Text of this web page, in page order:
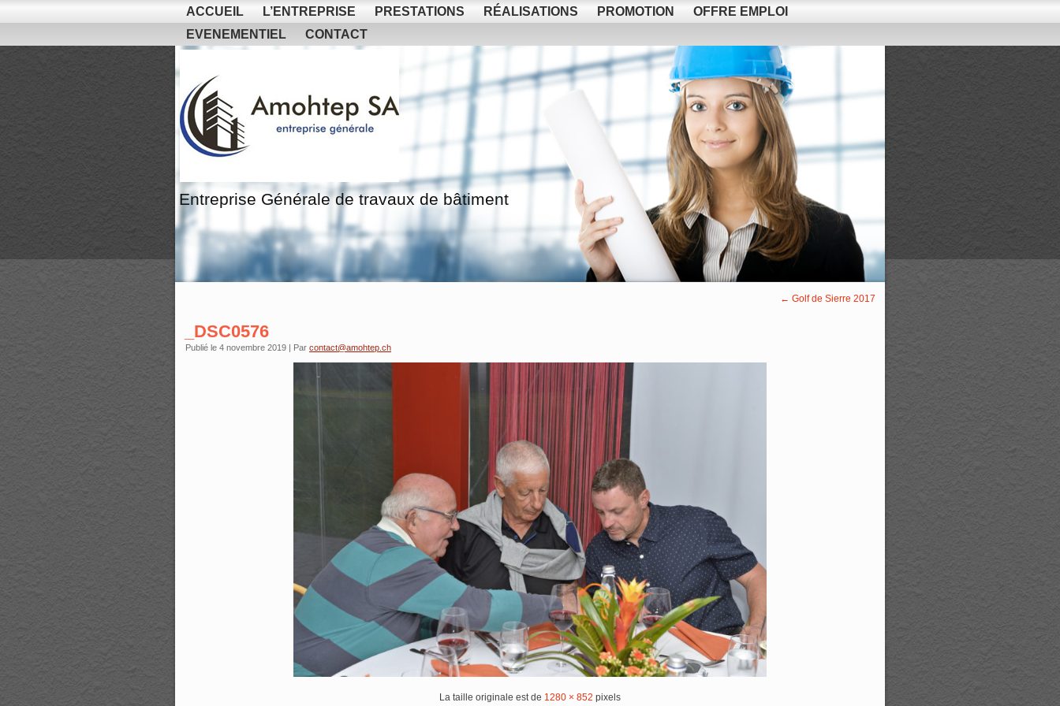
ACCUEIL L’ENTREPRISE PRESTATIONS RÉALISATIONS PROMOTION
OFFRE EMPLOI
EVENEMENTIEL
CONTACT
Entreprise Générale de travaux de bâtiment
← Golf de Sierre 2017
_DSC0576
Publié le 4 novembre 2019 | Par contact@amohtep.ch
La taille originale est de 1280 × 852 pixels